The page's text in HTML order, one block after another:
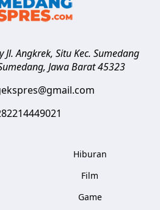
Jl. Angkrek, Situ Kec. Sumedang
, Jawa Barat 45323
Hiburan
Film
Game